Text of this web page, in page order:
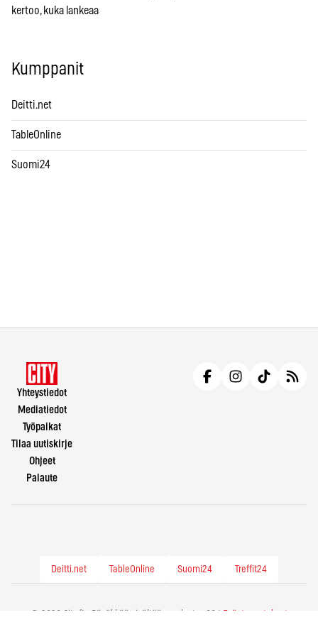
kertoo, kuka lankeaa
Kumppanit
Deitti.net
TableOnline
Suomi24
Yhteystiedot
Mediatiedot
Työpaikat
Tilaa uutiskirje
Ohjeet
Palaute
Deitti.net TableOnline Suomi24 Treffit24